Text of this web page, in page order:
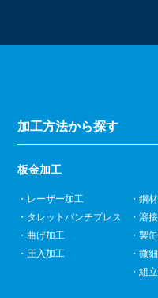
加工方法から探す
板金加工
レーザー加工
タレットパンチプレス
曲げ加工
圧入加工
鋼
溶接
製
微
組